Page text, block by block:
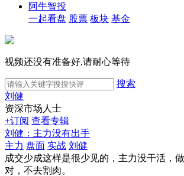
阿牛智投
一起看盘 股票 板块 基金
视频还没有准备好,请耐心等待
搜索
刘健
资深市场人士
+订阅 查看专辑
刘健：主力没有出手
主力 盘面 实战 刘健
成交少成这样是很少见的，主力没干活，
对，不去割肉。